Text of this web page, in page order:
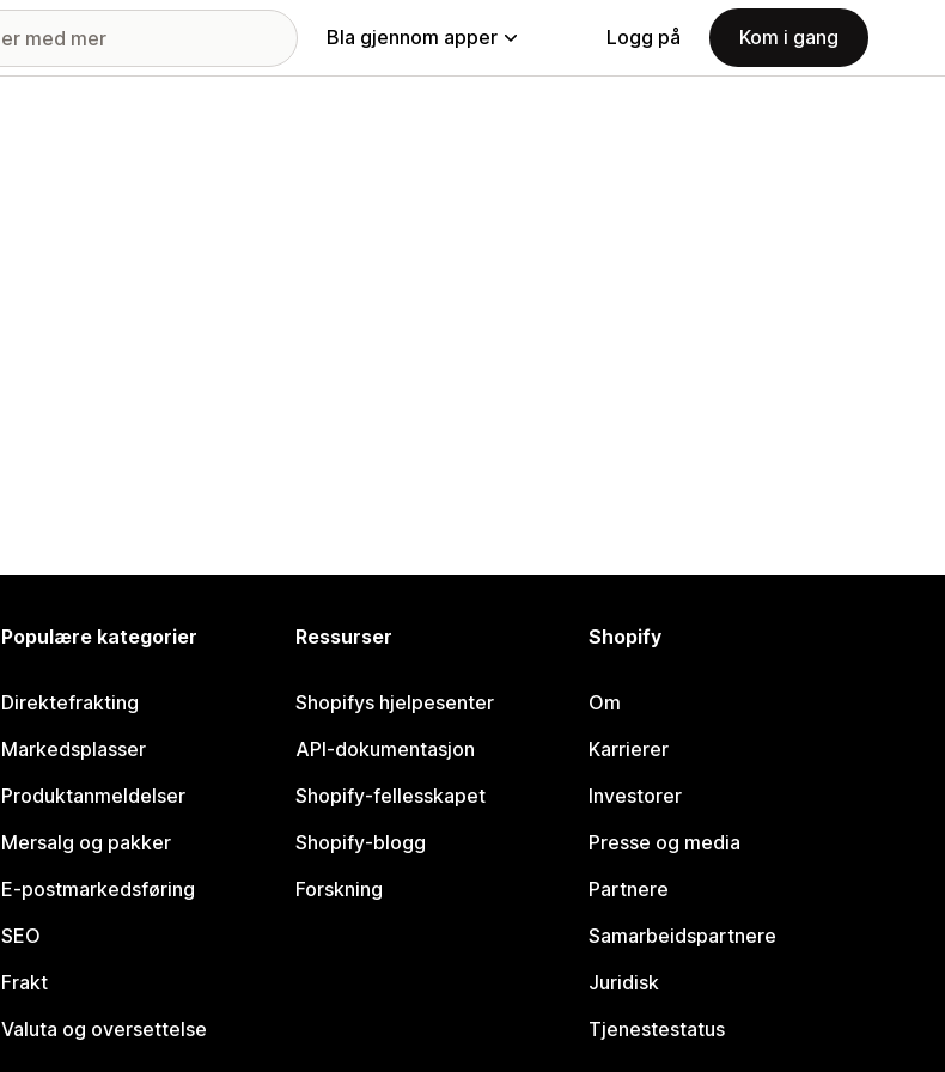
Bla gjennom apper Logg på Kom i gang
Populære kategorier
Direktefrakting
Markedsplasser
Produktanmeldelser
Mersalg og pakker
E-postmarkedsføring
SEO
Frakt
Valuta og oversettelse
Ressurser
Shopifys hjelpesenter
API-dokumentasjon
Shopify-fellesskapet
Shopify-blogg
Forskning
Shopify
Om
Karrierer
Investorer
Presse og media
Partnere
Samarbeidspartnere
Juridisk
Tjenestestatus